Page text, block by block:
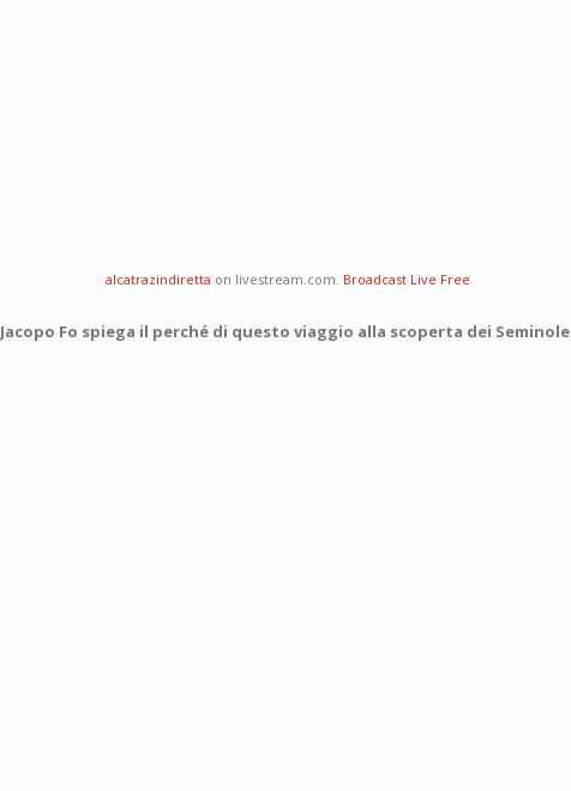
alcatrazindiretta on livestream.com. Broadcast Live Free
Jacopo Fo spiega il perché di questo viaggio alla scoperta dei Seminole